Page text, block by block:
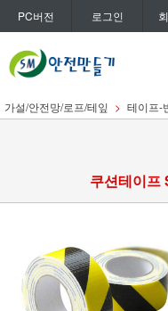
PC버전 로그인
가설/안전망/로프/테잎 테이프-
쿠션테이프